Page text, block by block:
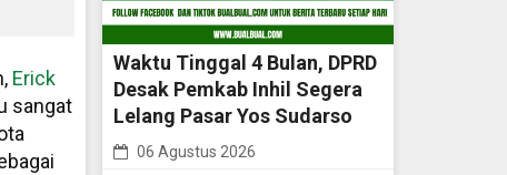
Erick
sangat
Waktu Tinggal 4 Bulan, DPRD
Desak Pemkab Inhil Segera
Lelang Pasar Yos Sudarso
06 Agustus 2026